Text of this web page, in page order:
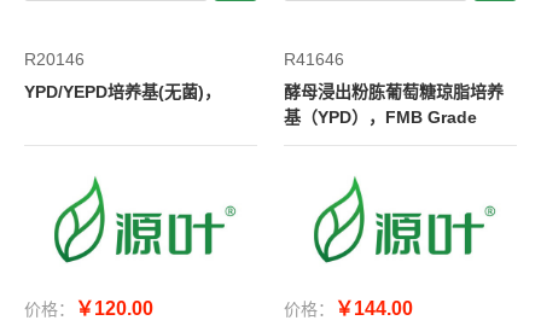
R20146
YPD/YEPD培养基(无菌)，
价格： ￥120.00
R41646
酵母浸出粉胨葡萄糖琼脂培养
基（YPD），FMB Grade
价格： ￥144.00